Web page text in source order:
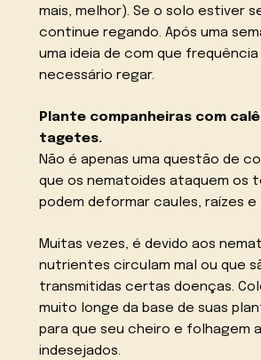
mais, melhor). Se o solo estiver
continue regando. Após uma
uma ideia de com que
necessário regar.
Plante companheiras com
tagetes.
Não é apenas uma questão de
que os nematoides ataquem os
podem deformar caules, raízes
Muitas vezes, é devido aos
nutrientes circulam mal ou que
transmitidas certas doenças.
muito longe da base de suas
para que seu cheiro e folhagem
indesejados.